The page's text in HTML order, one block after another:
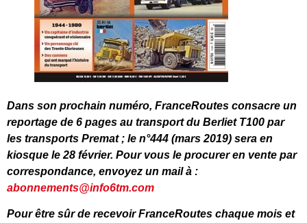
Dans son prochain numéro, FranceRoutes consacre un
reportage de 6 pages au transport du Berliet T100 par
les transports Premat ; le n°444 (mars 2019) sera en
kiosque le 28 février. Pour vous le procurer en vente par
correspondance, envoyez un mail à :
abonnements@info6tm.com
Pour être sûr de recevoir FranceRoutes chaque mois et